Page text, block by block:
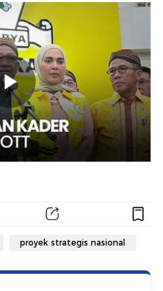
proyek strategis nasional